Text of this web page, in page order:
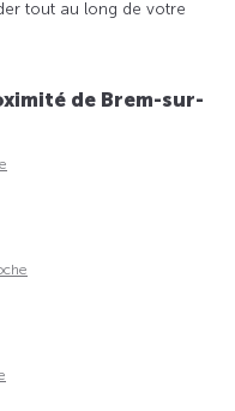
tout au long de votre
de Brem-sur-